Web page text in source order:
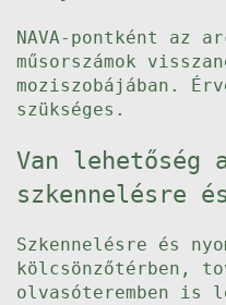
NAVA-pontként az
műsorszámok
moziszobájában.
szükséges.
Van lehetőség
szkennelésre
Szkennelésre és
kölcsönzőtérben,
olvasóteremben is